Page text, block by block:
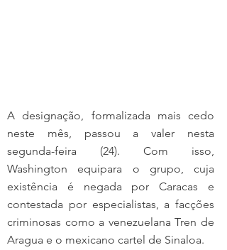
A designação, formalizada mais cedo
neste mês, passou a valer nesta
segunda-feira (24). Com isso,
Washington equipara o grupo, cuja
existência é negada por Caracas e
contestada por especialistas, a facções
criminosas como a venezuelana Tren de
Aragua e o mexicano cartel de Sinaloa.